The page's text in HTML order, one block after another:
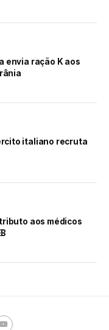
envia ração K aos
italiano recruta
aos médicos